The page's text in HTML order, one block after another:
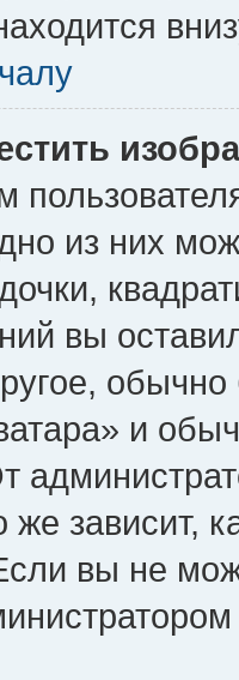
из них
вы
и
же зависит,
вы не